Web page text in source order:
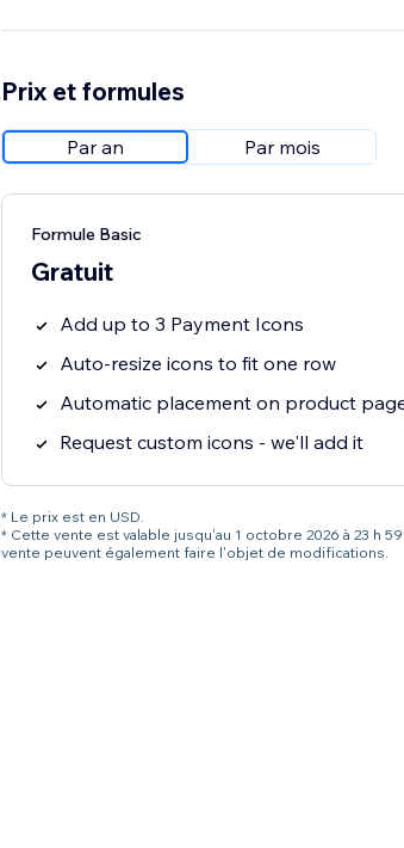
Prix et formules
Par an Par mois
Formule Basic
Gratuit
Add up to 3 Payment Icons
Auto-resize icons to fit one row
Automatic placement on product
Request custom icons - we'll add it
* Le prix est en USD.
* Cette vente est valable jusqu'au 1 octobre 2026 à 23 h
vente peuvent également faire l'objet de modifications.